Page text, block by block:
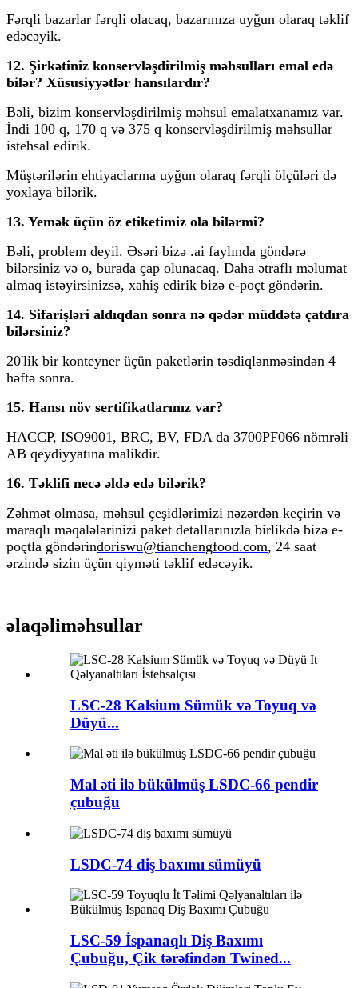
Fərqli bazarlar fərqli olacaq, bazarınıza uyğun olaraq təklif
edəcəyik.
12. Şirkətiniz konservləşdirilmiş məhsulları emal edə
bilər? Xüsusiyyətlər hansılardır?
Bəli, bizim konservləşdirilmiş məhsul emalatxanamız var.
İndi 100 q, 170 q və 375 q konservləşdirilmiş məhsullar
istehsal edirik.
Müştərilərin ehtiyaclarına uyğun olaraq fərqli ölçüləri də
yoxlaya bilərik.
13. Yemək üçün öz etiketimiz ola bilərmi?
Bəli, problem deyil. Əsəri bizə .ai faylında göndərə
bilərsiniz və o, burada çap olunacaq. Daha ətraflı məlumat
almaq istəyirsinizsə, xahiş edirik bizə e-poçt göndərin.
14. Sifarişləri aldıqdan sonra nə qədər müddətə çatdıra
bilərsiniz?
20'lik bir konteyner üçün paketlərin təsdiqlənməsindən 4
həftə sonra.
15. Hansı növ sertifikatlarınız var?
HACCP, ISO9001, BRC, BV, FDA da 3700PF066 nömrəli
AB qeydiyyatına malikdir.
16. Təklifi necə əldə edə bilərik?
Zəhmət olmasa, məhsul çeşidlərimizi nəzərdən keçirin və
maraqlı məqalələrinizi paket detallarınızla birlikdə bizə e-
poçtla göndərindoriswu@tianchengfood.com, 24 saat
ərzində sizin üçün qiyməti təklif edəcəyik.
əlaqəliməhsullar
LSC-28 Kalsium Sümük və Toyuq və
Düyü...
Mal əti ilə bükülmüş LSDC-66 pendir
çubuğu
LSDC-74 diş baxımı sümüyü
LSC-59 İspanaqlı Diş Baxımı
Çubuğu, Çik tərəfindən Twined...